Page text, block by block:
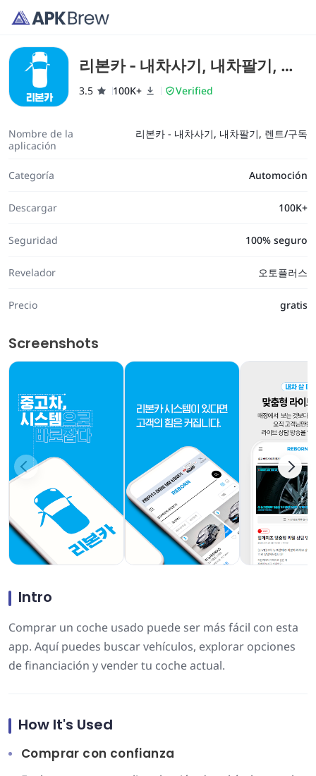
리본카 - 내차사기, 내차팔기, 렌
트/구독
3.5 100K+ Verified
Nombre de la
aplicación
리본카 - 내차사기, 내차팔기, 렌트/구독
Categoría Automoción
Descargar 100K+
Seguridad 100% seguro
Revelador 오토플러스
Precio gratis
Screenshots
Intro
Comprar un coche usado puede ser más fácil con esta
app. Aquí puedes buscar vehículos, explorar opciones
de financiación y vender tu coche actual.
How It's Used
Comprar con confianza